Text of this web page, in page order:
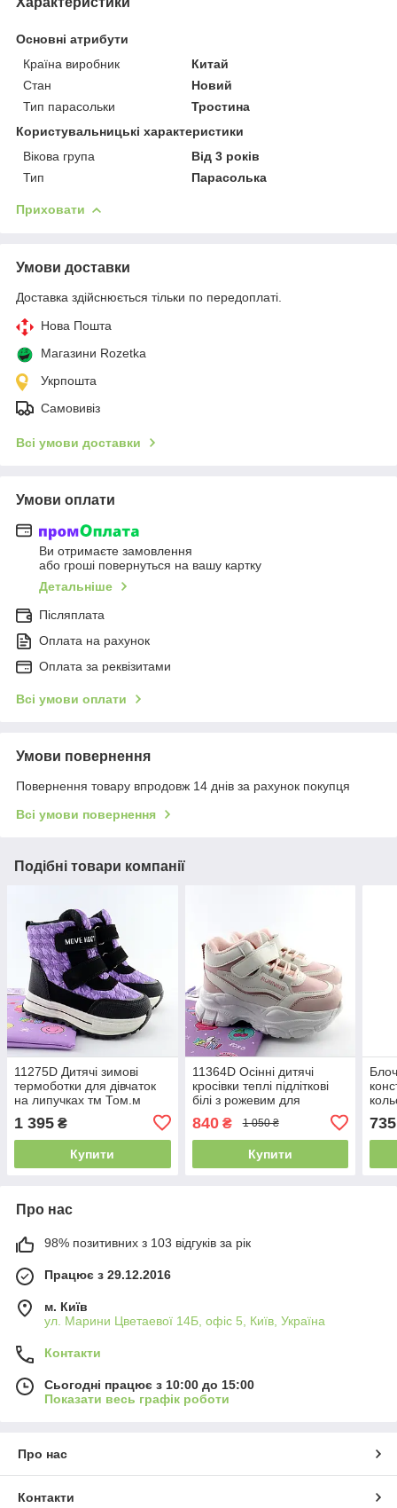
Основні атрибути
Країна виробник
Китай
Стан
Новий
Тип парасольки
Тростина
Користувальницькі характеристики
Вікова група
Від 3 років
Тип
Парасолька
Приховати
Умови доставки
Доставка здійснюється тільки по передоплаті.
Нова Пошта
Магазини Rozetka
Укрпошта
Самовивіз
Всі умови доставки
Умови оплати
Ви отримаєте замовлення
або гроші повернуться на вашу картку
Детальніше
Післяплата
Оплата на рахунок
Оплата за реквізитами
Всі умови оплати
Умови повернення
Повернення товару впродовж 14 днів за рахунок покупця
Всі умови повернення
Подібні товари компанії
11275D Дитячі зимові
термоботки для дівчаток
на липучках тм Том.м
розмір 31 - устілка 20 см
1 395 ₴
Купити
11364D Осінні дитячі
кросівки теплі підліткові
білі з рожевим для
дівчинки тм Том.м розмір
37 - устілка 24 см
840₴ 1 050 ₴
Купити
для
735
Про нас
98% позитивних з 103 відгуків за рік
Працює з 29.12.2016
м. Київ
ул. Марини Цветаевої 14Б, офіс 5, Київ, Україна
Контакти
Сьогодні працює з 10:00 до 15:00
Показати весь графік роботи
Про нас
Контакти